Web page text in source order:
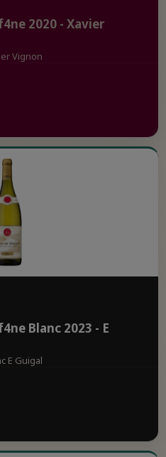
2020 - Xavier
Vignon
Blanc 2023 - E
E Guigal